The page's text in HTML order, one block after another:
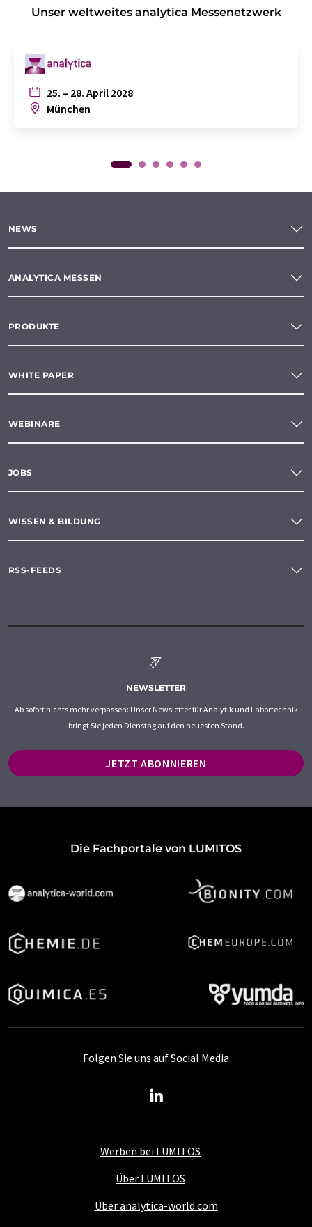
Unser weltweites analytica Messenetzwerk
25. – 28. April 2028
München
NEWS
ANALYTICA MESSEN
PRODUKTE
WHITE PAPER
WEBINARE
JOBS
WISSEN & BILDUNG
RSS-FEEDS
NEWSLETTER
Ab sofort nichts mehr verpassen: Unser Newsletter für Analytik und Labortechnik
bringt Sie jeden Dienstag auf den neuesten Stand.
JETZT ABONNIEREN
Die Fachportale von LUMITOS
Werben bei LUMITOS
Über LUMITOS
Über analytica-world.com
Folgen Sie uns auf Social Media